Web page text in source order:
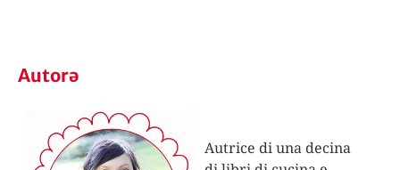
Autorə
Autrice di una decina